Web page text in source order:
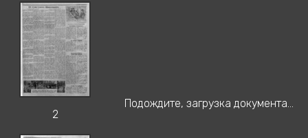
2
Подождите, загрузка документа...